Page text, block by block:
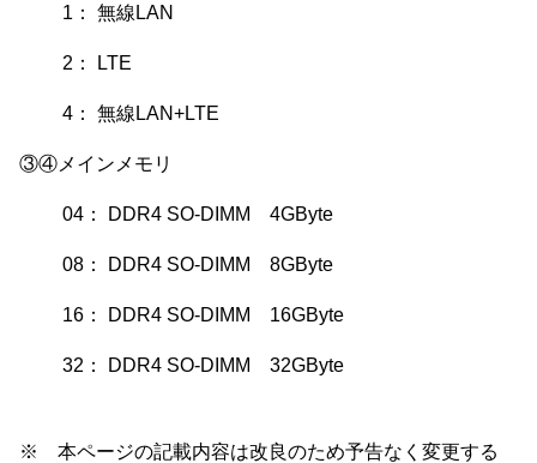
1： 無線LAN
2： LTE
4： 無線LAN+LTE
③④メインメモリ
04： DDR4 SO-DIMM 4GByte
08： DDR4 SO-DIMM 8GByte
16： DDR4 SO-DIMM 16GByte
32： DDR4 SO-DIMM 32GByte
※ 本ページの記載内容は改良のため予告なく変更する